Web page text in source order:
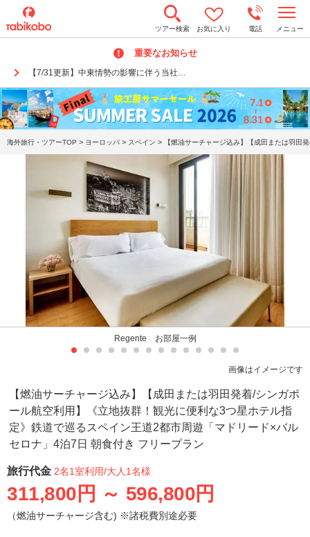
ツアー検索 お気に入り 電話 メニュー
重要なお知らせ
【7/31更新】中東情勢の影響に伴う当社…
o
n
a
v
i
g
a
t
海外旅行・ツアーTOP > ヨーロッパ > スペイン > 【燃油サーチャージ込み】【成田または羽
Regente お部屋一例
画像はイメージです
【燃油サーチャージ込み】【成田または羽田発着/シンガポ
ール航空利用】《立地抜群！観光に便利な3つ星ホテル指
定》鉄道で巡るスペイン王道2都市周遊「マドリード×バル
セロナ」4泊7日 朝食付き フリープラン
旅行代金 2名1室利用/大人1名様
311,800円 ～ 596,800円
（燃油サーチャージ含む) ※諸税費別途必要